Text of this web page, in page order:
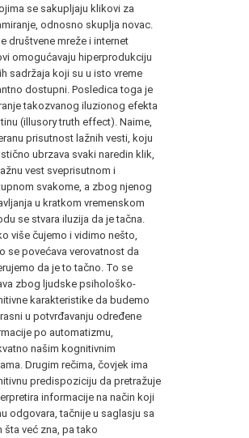
se sakupljaju klikovi za
odnosno skuplja novac.
društvene mreže i internet
omogućavaju hiperprodukciju
sadržaja koji su u isto vreme
dostupni. Posledica toga je
takozvanog iluzionog efekta
(illusory truth effect). Naime,
prisutnost lažnih vesti, koju
ubrzava svaki naredin klik,
vest sveprisutnom i
svakome, a zbog njenog
u kratkom vremenskom
se stvara iluzija da je tačna.
više čujemo i vidimo nešto,
se povećava verovatnost da
da je to tačno. To se
zbog ljudske psihološko-
karakteristike da budemo
u potvrđavanju određene
po automatizmu,
našim kognitivnim
Drugim rečima, čovjek ima
predispoziciju da pretražuje
informacije na način koji
odgovara, tačnije u saglasju sa
šta već zna, pa tako